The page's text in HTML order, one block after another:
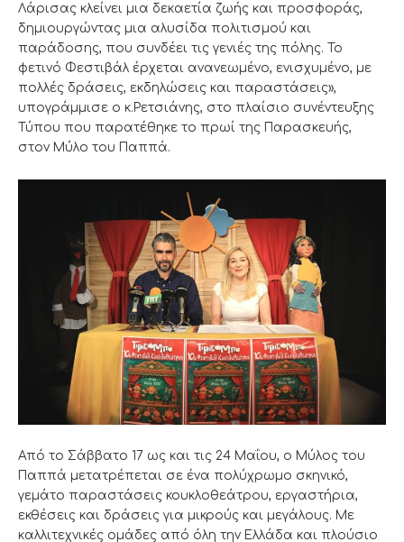
Λάρισας κλείνει μια δεκαετία ζωής και προσφοράς,
δημιουργώντας μια αλυσίδα πολιτισμού και
παράδοσης, που συνδέει τις γενιές της πόλης. Το
φετινό Φεστιβάλ έρχεται ανανεωμένο, ενισχυμένο, με
πολλές δράσεις, εκδηλώσεις και παραστάσεις»,
υπογράμμισε ο κ.Ρετσιάνης, στο πλαίσιο συνέντευξης
Τύπου που παρατέθηκε το πρωί της Παρασκευής,
στον Μύλο του Παππά.
Από το Σάββατο 17 ως και τις 24 Μαΐου, ο Μύλος του
Παππά μετατρέπεται σε ένα πολύχρωμο σκηνικό,
γεμάτο παραστάσεις κουκλοθεάτρου, εργαστήρια,
εκθέσεις και δράσεις για μικρούς και μεγάλους. Με
καλλιτεχνικές ομάδες από όλη την Ελλάδα και πλούσιο